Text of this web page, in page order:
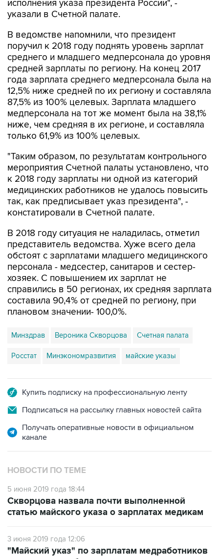
В ведомстве напомнили, что президент
среднего и младшего медперсонала до уровня
средней зарплаты по региону. На конец 2017
года зарплата среднего медперсонала была на
12,5% ниже средней по их региону и составляла
87,5% из 100% целевых. Зарплата младшего
медперсонала на тот же момент была на 38,1%
ниже, чем средняя в их регионе, и составляла
только 61,9% из 100% целевых.
"Таким образом, по результатам контрольного
к 2018 году зарплаты ни одной из категорий
медицинских работников не удалось повысить
так, как предписывает указ президента", -
констатировали в Счетной палате.
В 2018 году ситуация не наладилась, отметил
обстоят с зарплатами младшего медицинского
персонала - медсестер, санитаров и сестер-
хозяек. С повышением их зарплат не
справились в 50 регионах, их средняя зарплата
составила 90,4% от средней по региону, при
плановом значении- 100,0%.
Минздрав Вероника Скворцова
Росстат Минэкономразвития майские указы
Подписаться на рассылку главных новостей сайта
Получать оперативные новости в официальном
НОВОСТИ ПО ТЕМЕ
5 июня 2019 года 18:44
статью майского указа о зарплатах медикам
3 июня 2019 года 12:06
не выполнили более половины регионов